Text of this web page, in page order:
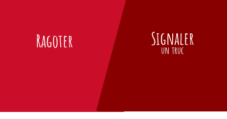
Ragoter Signaler
un truc